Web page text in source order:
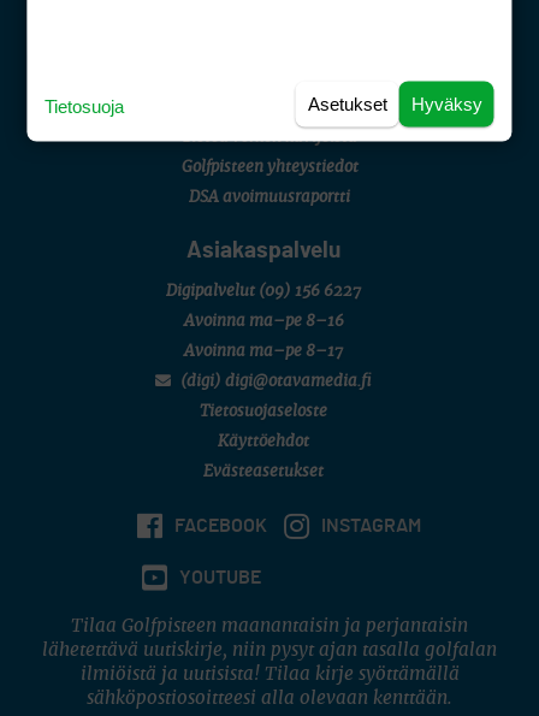
Mediahinnasto
Golfpisteen yhteystiedot
DSA avoimuusraportti
Asiakaspalvelu
Digipalvelut (09) 156 6227
Avoinna ma–pe 8–16
Avoinna ma–pe 8–17
(digi) digi@otavamedia.fi
Tietosuojaseloste
Käyttöehdot
Evästeasetukset
FACEBOOK INSTAGRAM
YOUTUBE
Tilaa Golfpisteen maanantaisin ja perjantaisin
lähetettävä uutiskirje, niin pysyt ajan tasalla golfalan
ilmiöistä ja uutisista! Tilaa kirje syöttämällä
sähköpostiosoitteesi alla olevaan kenttään.
Hyväksy
Asetukset
Tietosuoja